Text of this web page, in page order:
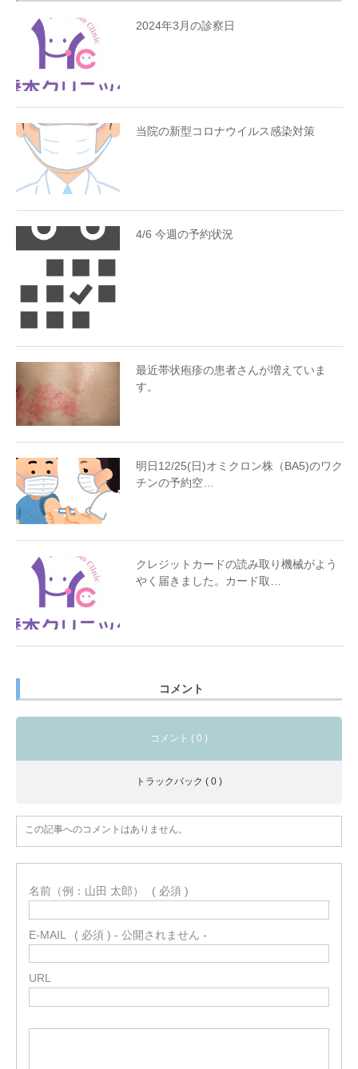
2024年3月の診察日
当院の新型コロナウイルス感染対策
4/6 今週の予約状況
最近帯状疱疹の患者さんが増えていま
す。
明日12/25(日)オミクロン株（BA5)のワク
チンの予約空…
クレジットカードの読み取り機械がよう
やく届きました。カード取…
コメント
コメント ( 0 )
トラックバック ( 0 )
この記事へのコメントはありません。
名前（例：山田 太郎） ( 必須 )
E-MAIL ( 必須 ) - 公開されません -
URL